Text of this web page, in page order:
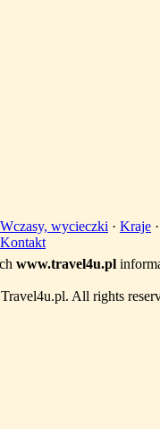
Wczasy, wycieczki · Kraje
Kontakt
www.travel4u.pl
All rights